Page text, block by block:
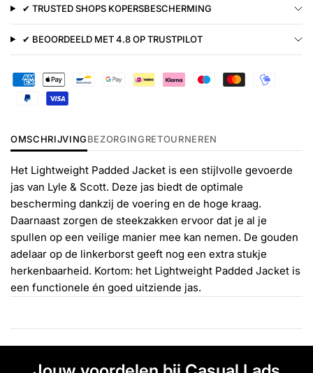
✔ TRUSTED SHOPS KOPERSBESCHERMING
✔ BEOORDEELD MET 4.8 OP TRUSTPILOT
OMSCHRIJVINGBEZORGINGRETOURNEREN
Het Lightweight Padded Jacket is een stijlvolle gevoerde
jas van Lyle & Scott. Deze jas biedt de optimale
bescherming dankzij de voering en de hoge kraag.
Daarnaast zorgen de steekzakken ervoor dat je al je
spullen op een veilige manier mee kan nemen. De gouden
adelaar op de linkerborst geeft nog een extra stukje
herkenbaarheid. Kortom: het Lightweight Padded Jacket is
een functionele én goed uitziende jas.